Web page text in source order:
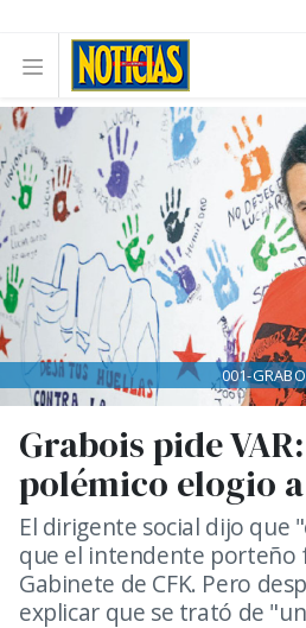
Grabois pide
polémico elogio
El dirigente social dijo que
que el intendente porteño
Gabinete de CFK. Pero
explicar que se trató de
001-